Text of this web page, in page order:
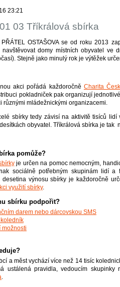
23:21
03 Tříkrálová sbírka
PŘÁTEL OSTAŠOVA se od roku 2013
navštěvovat domy místních obyvatel ve
Stejně jako minulý rok je výtěžek
akci pořádá každoročně Charita
pokladniček pak organizují
různými mládežnickými organizacemi.
sbírky tedy závisí na aktivitě tisíců
obyvatel. Tříkrálová sbírka je tak
pomůže?
je určen na pomoc nemocným,
sociálně potřebným skupinám lidí
desetina výnosu sbírky je každoročně
využití sbírky.
sbírku podpořit?
darem nebo dárcovskou SMS
možnosti
a měst vychází více než 14 tisíc
ustálená pravidla, vedoucím skupinky